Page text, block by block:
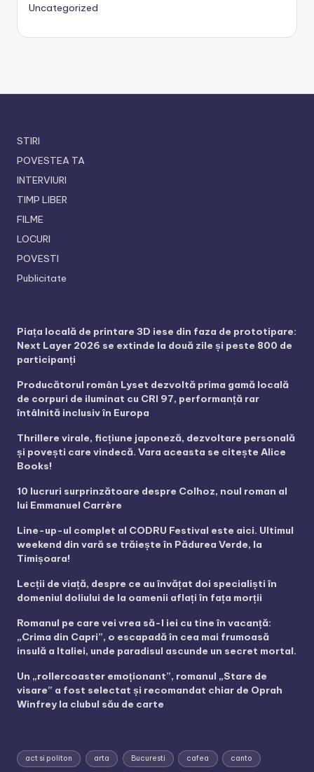
Uncategorized
STIRI
POVESTEA TA
INTERVIURI
TIMP LIBER
FILME
LOCURI
POVESTI
Publicitate
Piața locală de printare 3D iese din faza de prototipare:
Next Layer 2026 se extinde la două zile și peste 800 de
participanți
Producătorul român Lyset dezvoltă prima gamă locală
de corpuri de iluminat cu CRI 97, performanță rar
întâlnită inclusiv în Europa
Thrillere virale, ficțiune japoneză, dezvoltare personală
și povești care vindecă. Vara aceasta se citește Alice
Books!
10 lucruri surprinzătoare despre Colhoz, noul roman al
lui Emmanuel Carrère
Line-up-ul complet al CODRU Festival este aici. Ultimul
weekend din vară se trăiește în Pădurea Verde, la
Timișoara!
Lecții de viață, despre ce au învățat doi specialiști în
domeniul doliului de la oamenii aflați în fața morții
Romanul pe care vei vrea să-l iei cu tine în vacanță:
„Crima din Capri”, o escapadă în cea mai frumoasă
insulă a Italiei, unde paradisul ascunde un secret mortal.
Un „rollercoaster emoționant”, romanul „Stare de
visare” a fost selectat și recomandat chiar de Oprah
Winfrey la clubul său de carte
act si politon arta Bucuresti cafea canto